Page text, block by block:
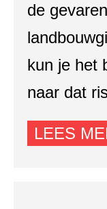
de
kun je het
naar dat
LEES